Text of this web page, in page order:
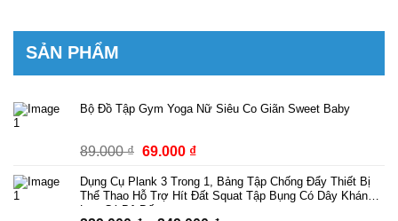
SẢN PHẨM
Bộ Đồ Tập Gym Yoga Nữ Siêu Co Giãn Sweet Baby
89.000₫ Giá
là:
89.000 ₫.
69.000 ₫Giá
tại
Dụng Cụ Plank 3 Trong 1, Bảng Tập Chống Đẩy Thiết Bị
Thể Thao Hỗ Trợ Hít Đất Squat Tập Bụng Có Dây Kháng
Lực Có Bộ Đếm